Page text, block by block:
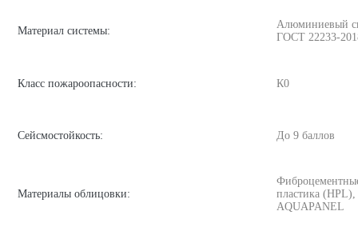
Материал системы:
Алюминиевый
ГОСТ 22233-
Класс пожароопасности: К0
Сейсмостойкость: До 9 баллов
Материалы облицовки:
пластика
AQUAPANEL